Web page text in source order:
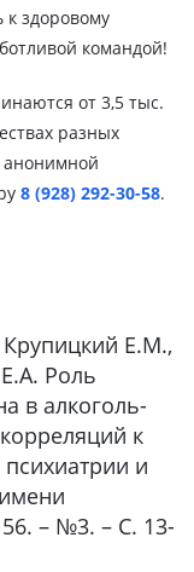
здоровому
командой!
от 3,5 тыс.
разных
анонимной
8 (928) 292-30-58.
Е.М.,
Роль
в алкоголь-
к
и
– №3. – С. 13-